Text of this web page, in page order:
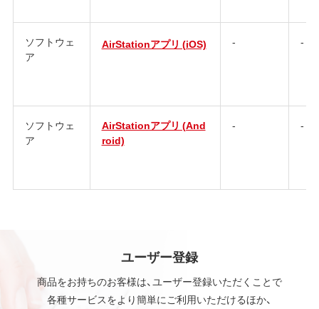
ソフトウェ
ア
AirStationアプリ (iOS) - -
ソフトウェ
ア
AirStationアプリ (And
roid)
- -
ユーザー登録
商品をお持ちのお客様は、ユーザー登録いただくことで
各種サービスをより簡単にご利用いただけるほか、